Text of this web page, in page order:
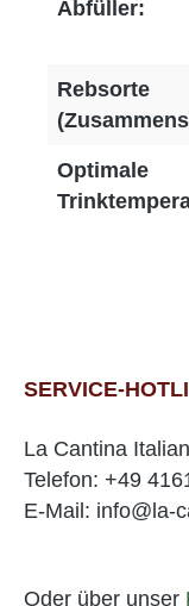
Abfüller:
Rebsorte
Optimale
SERVICE-
La Cantina
Telefon: +49
E-Mail: info@la-
Oder über unser